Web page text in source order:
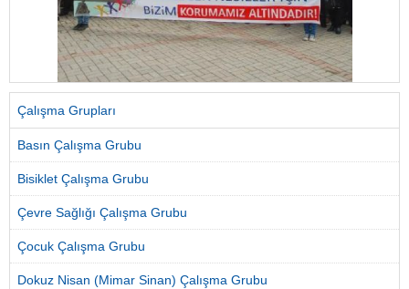
Çalışma Grupları
Basın Çalışma Grubu
Bisiklet Çalışma Grubu
Çevre Sağlığı Çalışma Grubu
Çocuk Çalışma Grubu
Dokuz Nisan (Mimar Sinan) Çalışma Grubu